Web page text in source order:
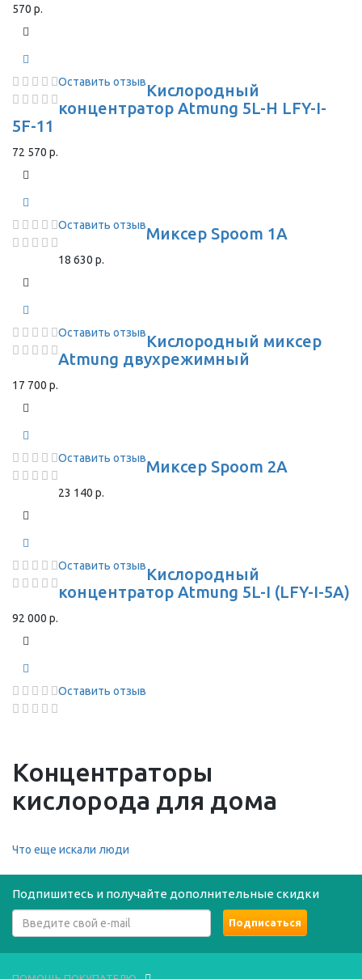
570 р.
Оставить отзывКислородный
концентратор Atmung 5L-H LFY-I-
5F-11
72 570 р.
Оставить отзывМиксер Spoom 1A
18 630 р.
Оставить отзывКислородный миксер
Atmung двухрежимный
17 700 р.
Оставить отзывМиксер Spoom 2A
23 140 р.
Оставить отзывКислородный
концентратор Atmung 5L-I (LFY-I-5A)
92 000 р.
Оставить отзыв
Концентраторы
кислорода для дома
Что еще искали люди
Подпишитесь и получайте дополнительные скидки